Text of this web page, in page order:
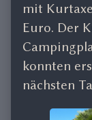
mit
Euro. Der
konnten
nächsten